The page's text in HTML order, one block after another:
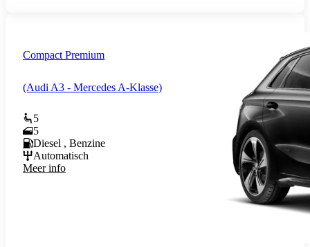
Compact Premium
(Audi A3 - Mercedes A-Klasse)
5
5
Diesel , Benzine
Automatisch
Meer info